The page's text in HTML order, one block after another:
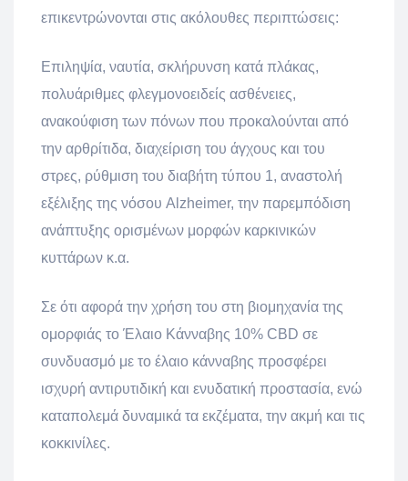
επικεντρώνονται στις ακόλουθες περιπτώσεις:
Επιληψία, ναυτία, σκλήρυνση κατά πλάκας,
πολυάριθμες φλεγμονοειδείς ασθένειες,
ανακούφιση των πόνων που προκαλούνται από
την αρθρίτιδα, διαχείριση του άγχους και του
στρες, ρύθμιση του διαβήτη τύπου 1, αναστολή
εξέλιξης της νόσου Alzheimer, την παρεμπόδιση
ανάπτυξης ορισμένων μορφών καρκινικών
κυττάρων κ.α.
Σε ότι αφορά την χρήση του στη βιομηχανία της
ομορφιάς το Έλαιο Κάνναβης 10% CBD σε
συνδυασμό με το έλαιο κάνναβης προσφέρει
ισχυρή αντιρυτιδική και ενυδατική προστασία, ενώ
καταπολεμά δυναμικά τα εκζέματα, την ακμή και τις
κοκκινίλες.